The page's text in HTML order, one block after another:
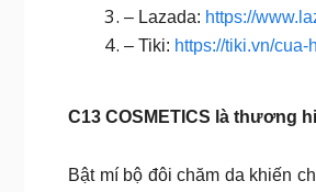
– Lazada: https://
– Tiki: https://tiki.vn/
C13 COSMETICS là thương
Bật mí bộ đôi chăm da khiến